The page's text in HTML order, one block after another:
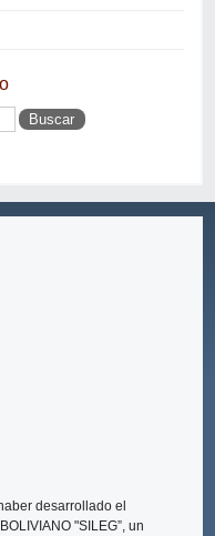
desarrollado el
"SILEG”, un